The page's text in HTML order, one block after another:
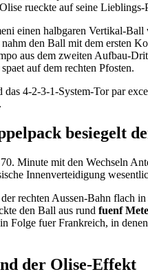
rueckte auf seine
einen halbgaren Vertikal-
den Ball mit dem ersten
aus dem zweiten Aufbau-
auf dem rechten Pfosten.
das 4-2-3-1-System-Tor par
besiegelt
Minute mit den Wechseln
Innenverteidigung
rechten Aussen-Bahn flach
den Ball aus rund fuenf
in Folge fuer Frankreich, in
der Olise-Effekt